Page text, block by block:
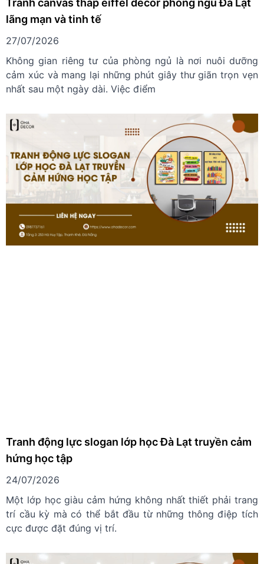
Tranh canvas tháp eiffel decor phòng ngủ Đà Lạt
lãng mạn và tinh tế
27/07/2026
Không gian riêng tư của phòng ngủ là nơi nuôi dưỡng
cảm xúc và mang lại những phút giây thư giãn trọn vẹn
nhất sau một ngày dài. Việc điểm
Tranh động lực slogan lớp học Đà Lạt truyền cảm
hứng học tập
24/07/2026
Một lớp học giàu cảm hứng không nhất thiết phải trang
trí cầu kỳ mà có thể bắt đầu từ những thông điệp tích
cực được đặt đúng vị trí.